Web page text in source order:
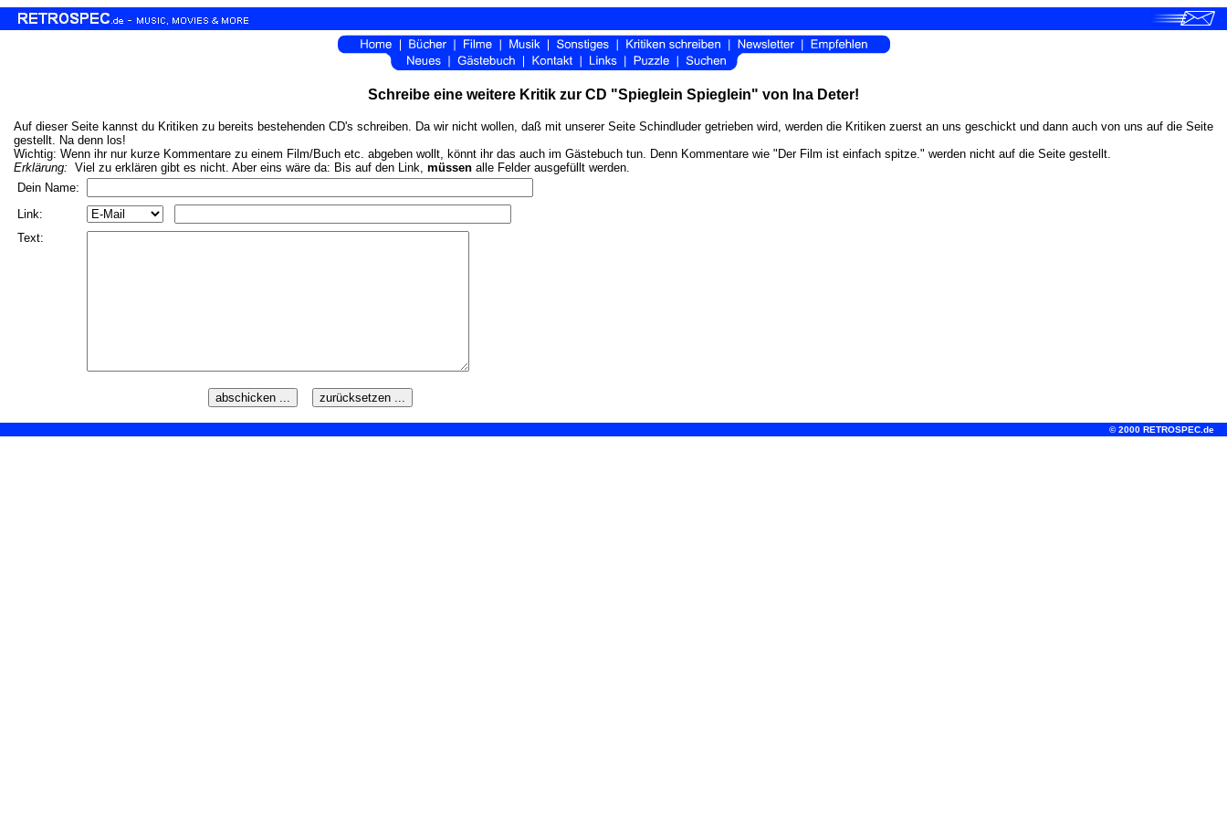
Schreibe eine weitere Kritik zur CD "Spieglein Spieglein" von Ina Deter!
Auf dieser Seite kannst du Kritiken zu bereits bestehenden CD's schreiben. Da wir nicht wollen, daß mit unserer Seite Schindluder getrieben wird, werden die Kritiken zuerst an uns geschickt und dann auch von uns auf die Seite
gestellt. Na denn los!
Wichtig: Wenn ihr nur kurze Kommentare zu einem Film/Buch etc. abgeben wollt, könnt ihr das auch im Gästebuch tun. Denn Kommentare wie "Der Film ist einfach spitze." werden nicht auf die Seite gestellt.
Erklärung: Viel zu erklären gibt es nicht. Aber eins wäre da: Bis auf den Link, müssen alle Felder ausgefüllt werden.
Dein Name:
Link:
Text:
© 2000 RETROSPEC.de